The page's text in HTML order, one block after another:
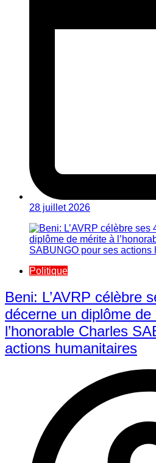
28 juillet 2026
Politique
Beni: L’AVRP célèbre
décerne un diplôme de
l’honorable Charles
actions humanitaires